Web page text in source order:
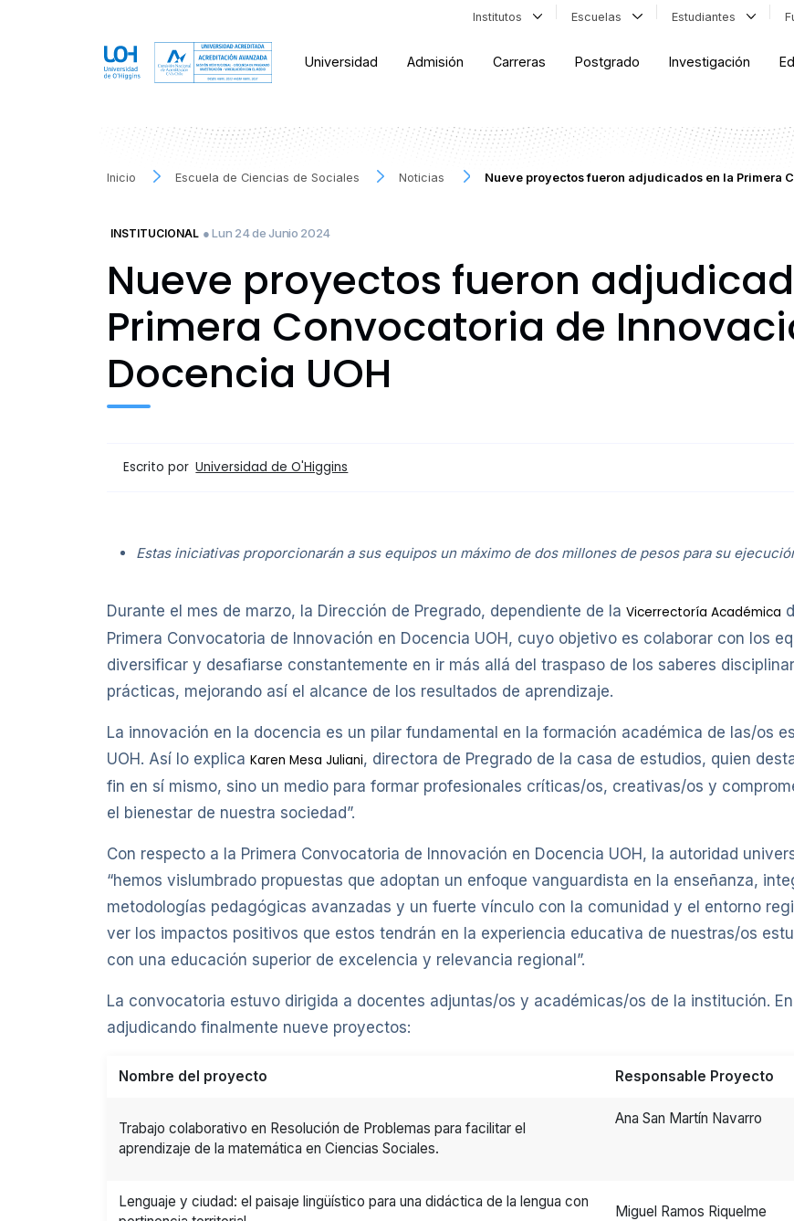
Institutos Escuelas Estudiantes
Universidad Admisión Carreras Postgrado Investigación
Inicio Escuela de Ciencias de Sociales Noticias Nueve proyectos fueron adjudicados en la Primera
INSTITUCIONAL ● Lun 24 de Junio 2024
Nueve proyectos fueron
Primera Convocatoria de
Docencia UOH
Escrito por Universidad de O'Higgins
Estas iniciativas proporcionarán a sus equipos un máximo de dos millones de pesos para su
Durante el mes de marzo, la Dirección de Pregrado, dependiente de la Vicerrectoría Académica
Primera Convocatoria de Innovación en Docencia UOH, cuyo objetivo es colaborar con los
diversificar y desafiarse constantemente en ir más allá del traspaso de los saberes
prácticas, mejorando así el alcance de los resultados de aprendizaje.
La innovación en la docencia es un pilar fundamental en la formación académica de las/os
UOH. Así lo explica Karen Mesa Juliani, directora de Pregrado de la casa de estudios, quien
fin en sí mismo, sino un medio para formar profesionales críticas/os, creativas/os y
el bienestar de nuestra sociedad”.
Con respecto a la Primera Convocatoria de Innovación en Docencia UOH, la autoridad
“hemos vislumbrado propuestas que adoptan un enfoque vanguardista en la enseñanza,
metodologías pedagógicas avanzadas y un fuerte vínculo con la comunidad y el entorno
ver los impactos positivos que estos tendrán en la experiencia educativa de nuestras/os
con una educación superior de excelencia y relevancia regional”.
La convocatoria estuvo dirigida a docentes adjuntas/os y académicas/os de la institución.
adjudicando finalmente nueve proyectos:
Nombre del proyecto Responsable Proyecto
Trabajo colaborativo en Resolución de Problemas para facilitar el
aprendizaje de la matemática en Ciencias Sociales.
Ana San Martín Navarro
Lenguaje y ciudad: el paisaje lingüístico para una didáctica de la lengua con
Miguel Ramos Riquelme